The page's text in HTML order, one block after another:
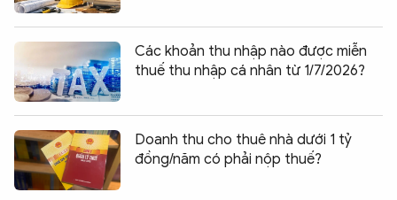
Các khoản thu nhập nào được miễn
thuế thu nhập cá nhân từ 1/7/2026?
Doanh thu cho thuê nhà dưới 1 tỷ
đồng/năm có phải nộp thuế?